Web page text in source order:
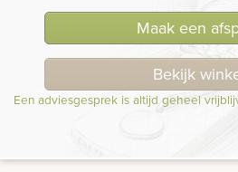
Maak een
Bekijk
Een adviesgesprek is altijd geheel